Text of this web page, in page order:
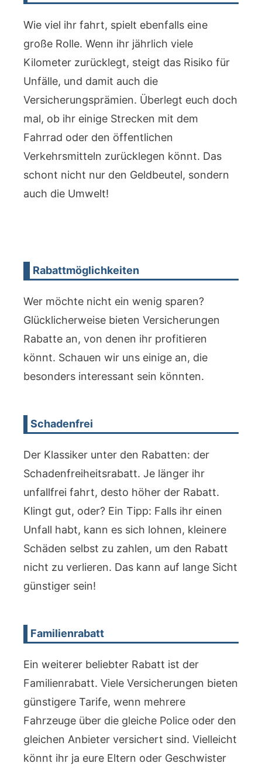
Wie viel ihr fahrt, spielt ebenfalls eine
große Rolle. Wenn ihr jährlich viele
Kilometer zurücklegt, steigt das Risiko für
Unfälle, und damit auch die
Versicherungsprämien. Überlegt euch doch
mal, ob ihr einige Strecken mit dem
Fahrrad oder den öffentlichen
Verkehrsmitteln zurücklegen könnt. Das
schont nicht nur den Geldbeutel, sondern
auch die Umwelt!
Rabattmöglichkeiten
Wer möchte nicht ein wenig sparen?
Glücklicherweise bieten Versicherungen
Rabatte an, von denen ihr profitieren
könnt. Schauen wir uns einige an, die
besonders interessant sein könnten.
Schadenfrei
Der Klassiker unter den Rabatten: der
Schadenfreiheitsrabatt. Je länger ihr
unfallfrei fahrt, desto höher der Rabatt.
Klingt gut, oder? Ein Tipp: Falls ihr einen
Unfall habt, kann es sich lohnen, kleinere
Schäden selbst zu zahlen, um den Rabatt
nicht zu verlieren. Das kann auf lange Sicht
günstiger sein!
Familienrabatt
Ein weiterer beliebter Rabatt ist der
Familienrabatt. Viele Versicherungen bieten
günstigere Tarife, wenn mehrere
Fahrzeuge über die gleiche Police oder den
gleichen Anbieter versichert sind. Vielleicht
könnt ihr ja eure Eltern oder Geschwister